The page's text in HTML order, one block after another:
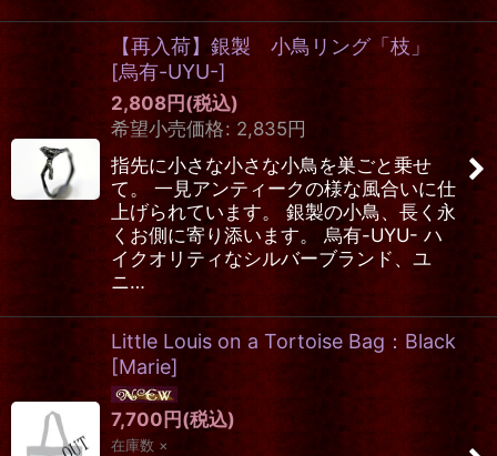
【再入荷】銀製 小鳥リング「枝」
[烏有-UYU-]
2,808円 (税込)
希望小売価格: 2,835 円
指先に小さな小さな小鳥を巣ごと乗せ
て。 一見アンティークの様な風合いに仕
上げられています。 銀製の小鳥、長く永
くお側に寄り添います。 烏有-UYU- ハ
イクオリティなシルバーブランド、ユ
ニ…
Little Louis on a Tortoise Bag：Black
[Marie]
7,700 円 (税込)
在庫数 ×